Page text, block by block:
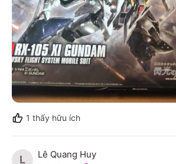
1 thấy hữu ích
L Lê Quang Huy